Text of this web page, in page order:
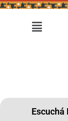
Escuchá